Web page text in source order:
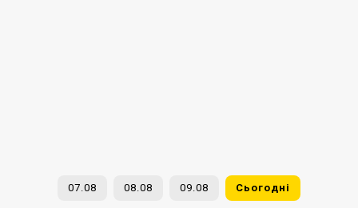
07.08 08.08 09.08 Сьогодні